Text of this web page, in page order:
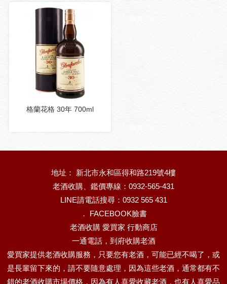
格蘭花格 30年 700ml
地址： 新北市永和區得和路219號4樓
老酒收購、鑑價專線：0932-565-431
LINE請電話搜尋：0932 565 431
． FACEBOOK臉書
老酒收購 愛買家 行動商店
一通電話，到府收購老酒
愛買家提供老酒收購服務，只要您有老酒，可能已經不喝了，或
是長輩留下來的，請不要隨意處理，因為這些老酒，通常都有不
錯的老酒收購市場價格，因為有人喜愛收藏老酒，也有人喜愛品